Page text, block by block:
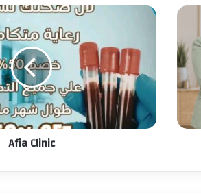
Afia Clinic